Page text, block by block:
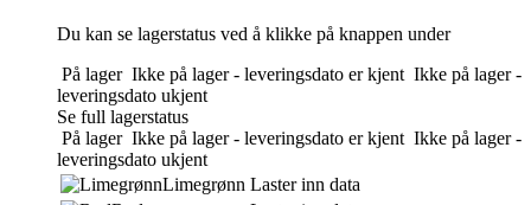
Du kan se lagerstatus ved å klikke på knappen under
På lager Ikke på lager - leveringsdato er kjent Ikke på lager -
leveringsdato ukjent
Se full lagerstatus
På lager Ikke på lager - leveringsdato er kjent Ikke på lager -
leveringsdato ukjent
Limegrønn Laster inn data